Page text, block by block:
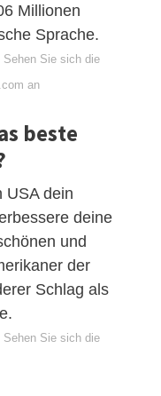
Millionen
Sprache.
Sehen Sie sich die
an
beste
USA dein
deine
und
der
Schlag als
Sehen Sie sich die